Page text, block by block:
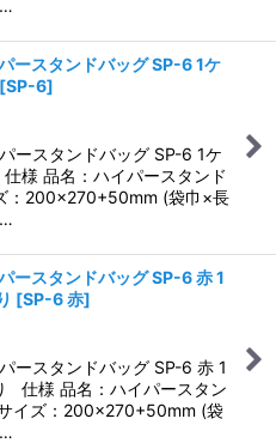
ースタンドバッグ SP-6 1ケ
[SP-6]
ースタンドバッグ SP-6 1ケ
様 品名：ハイパースタンド
：200×270+50mm (袋巾×長
ースタンドバッグ SP-6 赤 1
[SP-6 赤]
ースタンドバッグ SP-6 赤 1
仕様 品名：ハイパースタン
イズ：200×270+50mm (袋